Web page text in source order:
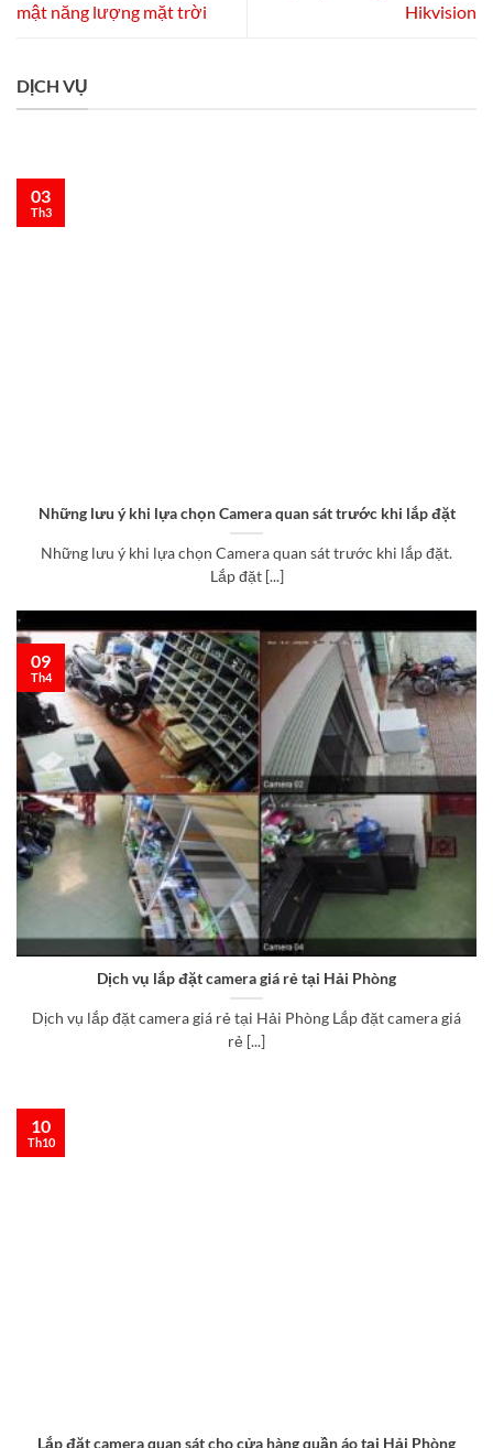
mật năng lượng mặt trời
Hikvision
DỊCH VỤ
Những lưu ý khi lựa chọn Camera quan sát trước khi lắp đặt
Những lưu ý khi lựa chọn Camera quan sát trước khi lắp đặt.
Lắp đặt [...]
03
Th3
Dịch vụ lắp đặt camera giá rẻ tại Hải Phòng
Dịch vụ lắp đặt camera giá rẻ tại Hải Phòng Lắp đặt camera giá
rẻ [...]
09
Th4
Lắp đặt camera quan sát cho cửa hàng quần áo tại Hải Phòng
10
Th10